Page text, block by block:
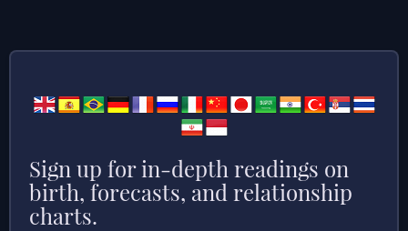
Sign up for in-depth readings on
birth, forecasts, and relationship
charts.